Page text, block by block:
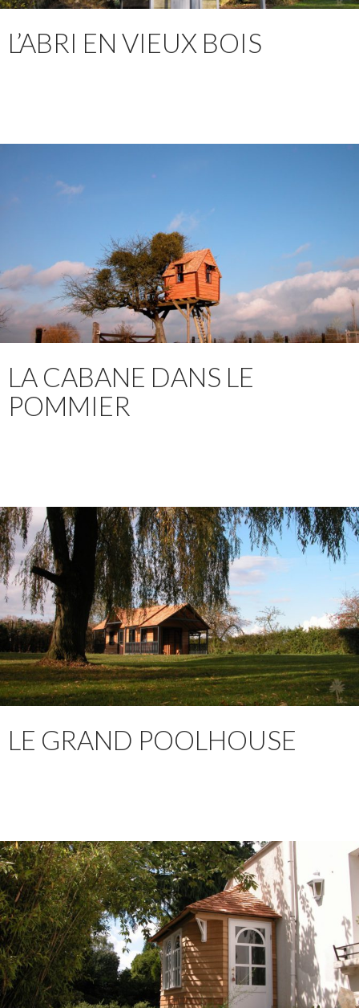
L’ABRI EN VIEUX BOIS
LA CABANE DANS LE
POMMIER
LE GRAND POOLHOUSE